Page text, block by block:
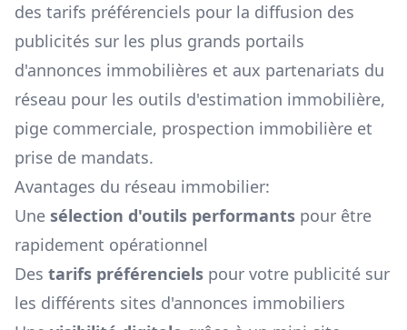
des tarifs préférenciels pour la diffusion des
publicités sur les plus grands portails
d'annonces immobilières et aux partenariats du
réseau pour les outils d'estimation immobilière,
pige commerciale, prospection immobilière et
prise de mandats.
Avantages du réseau immobilier:
Une sélection d'outils performants pour être
rapidement opérationnel
Des tarifs préférenciels pour votre publicité sur
les différents sites d'annonces immobiliers